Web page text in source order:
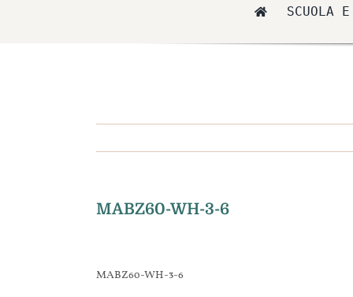
SCUOLA
MABZ60-WH-3-6
MABZ60-WH-3-6